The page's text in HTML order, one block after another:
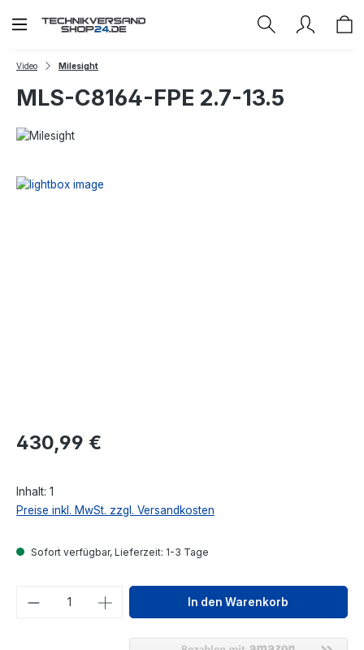
Zum Hauptinhalt springen
Video Milesight
MLS-C8164-FPE 2.7-13.5
Regulärer Preis:
430,99 €
Inhalt: 1
Preise inkl. MwSt. zzgl. Versandkosten
Sofort verfügbar, Lieferzeit: 1-3 Tage
Produkt Anzahl: Gib denIn den Warenkorb